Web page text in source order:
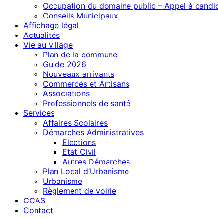
Occupation du domaine public – Appel à
Conseils Municipaux
Affichage légal
Actualités
Vie au village
Plan de la commune
Guide 2026
Nouveaux arrivants
Commerces et Artisans
Associations
Professionnels de santé
Services
Affaires Scolaires
Démarches Administratives
Elections
Etat Civil
Autres Démarches
Plan Local d’Urbanisme
Urbanisme
Règlement de voirie
CCAS
Contact